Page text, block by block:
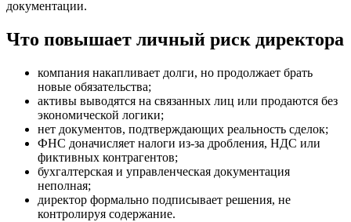
документации.
Что повышает личный риск директора
компания накапливает долги, но продолжает брать
новые обязательства;
активы выводятся на связанных лиц или продаются без
экономической логики;
нет документов, подтверждающих реальность сделок;
ФНС доначисляет налоги из-за дробления, НДС или
фиктивных контрагентов;
бухгалтерская и управленческая документация
неполная;
директор формально подписывает решения, не
контролируя содержание.